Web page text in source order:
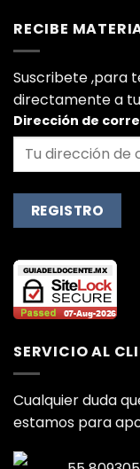
RECIBE
Suscribete ,para
directamente a
Dirección de
SERVICIO AL
Cualquier duda
estamos para